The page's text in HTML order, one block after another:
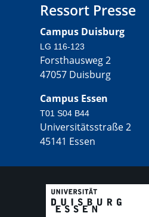
Ressort Presse
Campus Duisburg
LG 116-123
Forsthausweg 2
47057 Duisburg
Campus Essen
T01 S04 B44
Universitätsstraße 2
45141 Essen